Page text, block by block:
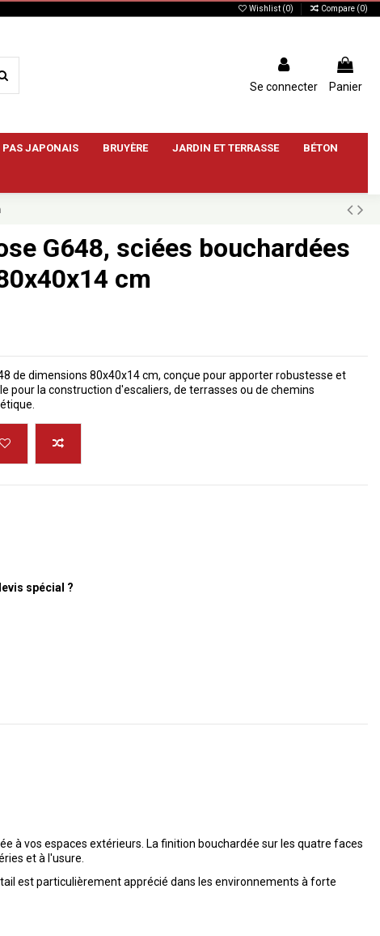
Wishlist (0) Compare (0)
Se connecter Panier
PAS JAPONAIS BRUYÈRE JARDIN ET TERRASSE BÉTON
G648, sciées bouchardées
cm
de dimensions 80x40x14 cm, conçue pour apporter robustesse et
pour la construction d'escaliers, de terrasses ou de chemins
spécial ?
à vos espaces extérieurs. La finition bouchardée sur les quatre faces
et à l'usure.
est particulièrement apprécié dans les environnements à forte